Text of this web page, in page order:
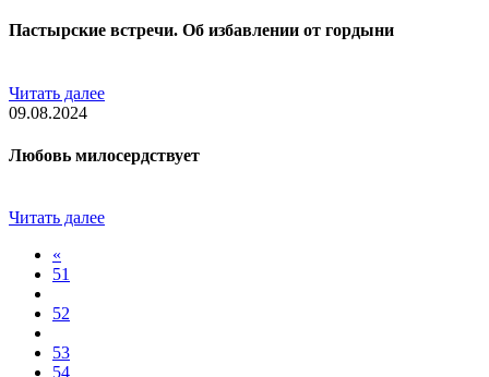
Пастырские встречи. Об избавлении от гордыни
Читать далее
09.08.2024
Любовь милосердствует
Читать далее
«
51
52
53
54